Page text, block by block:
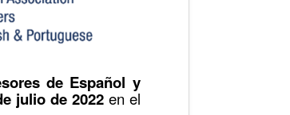
de Español y
julio de 2022en el